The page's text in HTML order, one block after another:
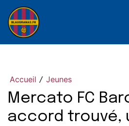
Accueil / Jeunes
Mercato FC
accord trouvé,